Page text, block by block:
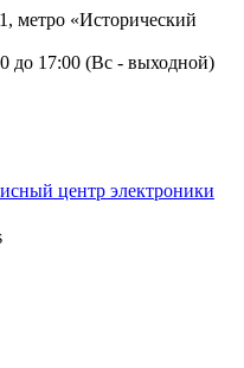
метро «Исторический
до 17:00 (Вс - выходной)
центр электроники